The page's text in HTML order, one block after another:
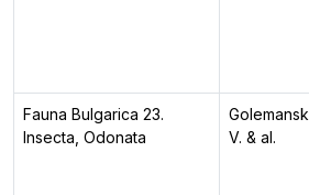
Fauna Bulgarica 23.
Insecta, Odonata
V. & al.